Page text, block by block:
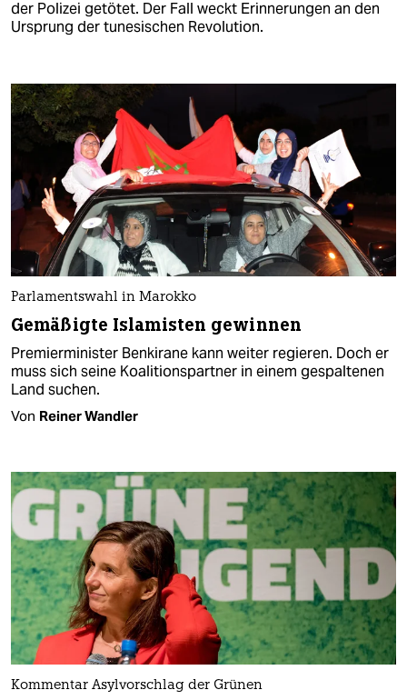
der Polizei getötet. Der Fall weckt Erinnerungen an den
Ursprung der tunesischen Revolution.
Parlamentswahl in Marokko
Gemäßigte Islamisten gewinnen
Premierminister Benkirane kann weiter regieren. Doch er
muss sich seine Koalitionspartner in einem gespaltenen
Land suchen.
Von Reiner Wandler
Kommentar Asylvorschlag der Grünen